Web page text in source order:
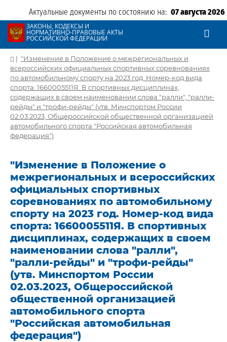
Актуальные документы по состоянию на: 07 августа 2026
ЗАКОНЫ, КОДЕКСЫ И
НОРМАТИВНО-ПРАВОВЫЕ АКТЫ
РОССИЙСКОЙ ФЕДЕРАЦИИ
| "Изменение в Положение о межрегиональных и
всероссийских официальных спортивных соревнованиях
по автомобильному спорту на 2023 год. Номер-код вида
спорта: 1660005511Я. В спортивных дисциплинах,
содержащих в своем наименовании слова "ралли", "ралли-
рейды" и "трофи-рейды" (утв. Минспортом России
02.03.2023, Общероссийской общественной организацией
автомобильного спорта "Российская автомобильная
федерация")
"Изменение в Положение о
межрегиональных и всероссийских
официальных спортивных
соревнованиях по автомобильному
спорту на 2023 год. Номер-код вида
спорта: 1660005511Я. В спортивных
дисциплинах, содержащих в своем
наименовании слова "ралли",
"ралли-рейды" и "трофи-рейды"
(утв. Минспортом России
02.03.2023, Общероссийской
общественной организацией
автомобильного спорта
"Российская автомобильная
федерация")